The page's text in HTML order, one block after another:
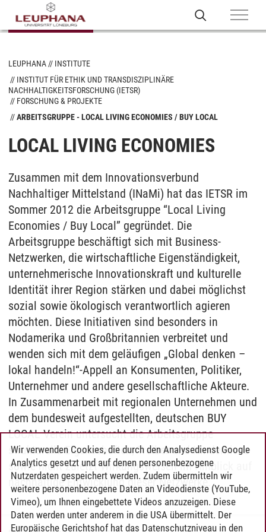
LEUPHANA
INSTITUTE
INSTITUT FÜR ETHIK UND TRANSDISZIPLINÄRE
NACHHALTIGKEITSFORSCHUNG (IETSR)
FORSCHUNG & PROJEKTE
ARBEITSGRUPPE - LOCAL LIVING ECONOMIES / BUY LOCAL
LOCAL LIVING ECONOMIES
Zusammen mit dem Innovationsverbund
Nachhaltiger Mittelstand (INaMi) hat das IETSR im
Sommer 2012 die Arbeitsgruppe “Local Living
Economies / Buy Local” gegründet. Die
Arbeitsgruppe beschäftigt sich mit Business-
Netzwerken, die wirtschaftliche Eigenständigkeit,
unternehmerische Innovationskraft und kulturelle
Identität ihrer Region stärken und dabei möglichst
sozial sowie ökologisch verantwortlich agieren
möchten. Diese Initiativen sind besonders in
Nodamerika und Großbritannien verbreitet und
wenden sich mit dem geläufigen „Global denken –
lokal handeln!“-Appell an Konsumenten, Politiker,
Unternehmer und andere gesellschaftliche Akteure.
In Zusammenarbeit mit regionalen Unternehmen und
dem bundesweit aufgestellten, deutschen BUY
LOCAL Verein untersucht die Arbeitsgruppe
strukturelle Eigenschaften, Treiber und Hindernisse
sowie nicht zuletzt Wirkungsweisen im Hinblick auf
nachhaltige Entwicklung dieser Netzwerke.
Wir verwenden Cookies, die durch den Analysedienst Google
Analytics gesetzt und auf denen personenbezogene
Nutzerdaten gespeichert werden. Zudem übermitteln wir
weitere personenbezogene Daten an Videodienste (YouTube,
Vimeo), um Ihnen eingebettete Videos anzuzeigen. Diese
Daten werden unter anderem in die USA übermittelt. Der
Europäische Gerichtshof hat das Datenschutzniveau in den